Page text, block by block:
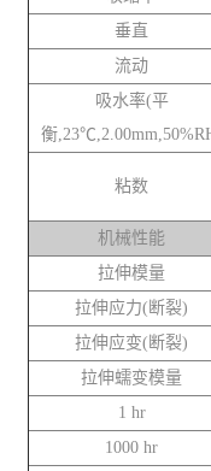
垂直
流动
吸水率(平
衡
粘数
机械性能
拉伸模量
拉伸应力(断裂)
拉伸应变(断裂)
拉伸蠕变模量
1 hr
1000 hr